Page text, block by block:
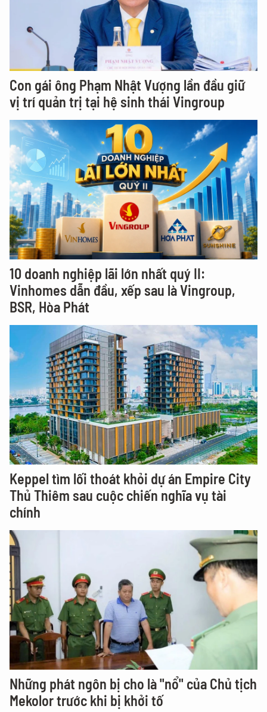
Con gái ông Phạm Nhật Vượng lần đầu giữ
vị trí quản trị tại hệ sinh thái Vingroup
10 doanh nghiệp lãi lớn nhất quý II:
Vinhomes dẫn đầu, xếp sau là Vingroup,
BSR, Hòa Phát
Keppel tìm lối thoát khỏi dự án Empire City
Thủ Thiêm sau cuộc chiến nghĩa vụ tài
chính
Những phát ngôn bị cho là "nổ" của Chủ tịch
Mekolor trước khi bị khởi tố